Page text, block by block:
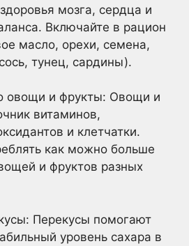
мозга, сердца и
Включайте в рацион
масло, орехи, семена,
тунец, сардины).
овощи и фрукты: Овощи и
витаминов,
и клетчатки.
как можно больше
и фруктов разных
Перекусы помогают
уровень сахара в